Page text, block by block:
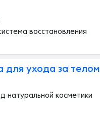
восстановления
для ухода за телом
натуральной косметики